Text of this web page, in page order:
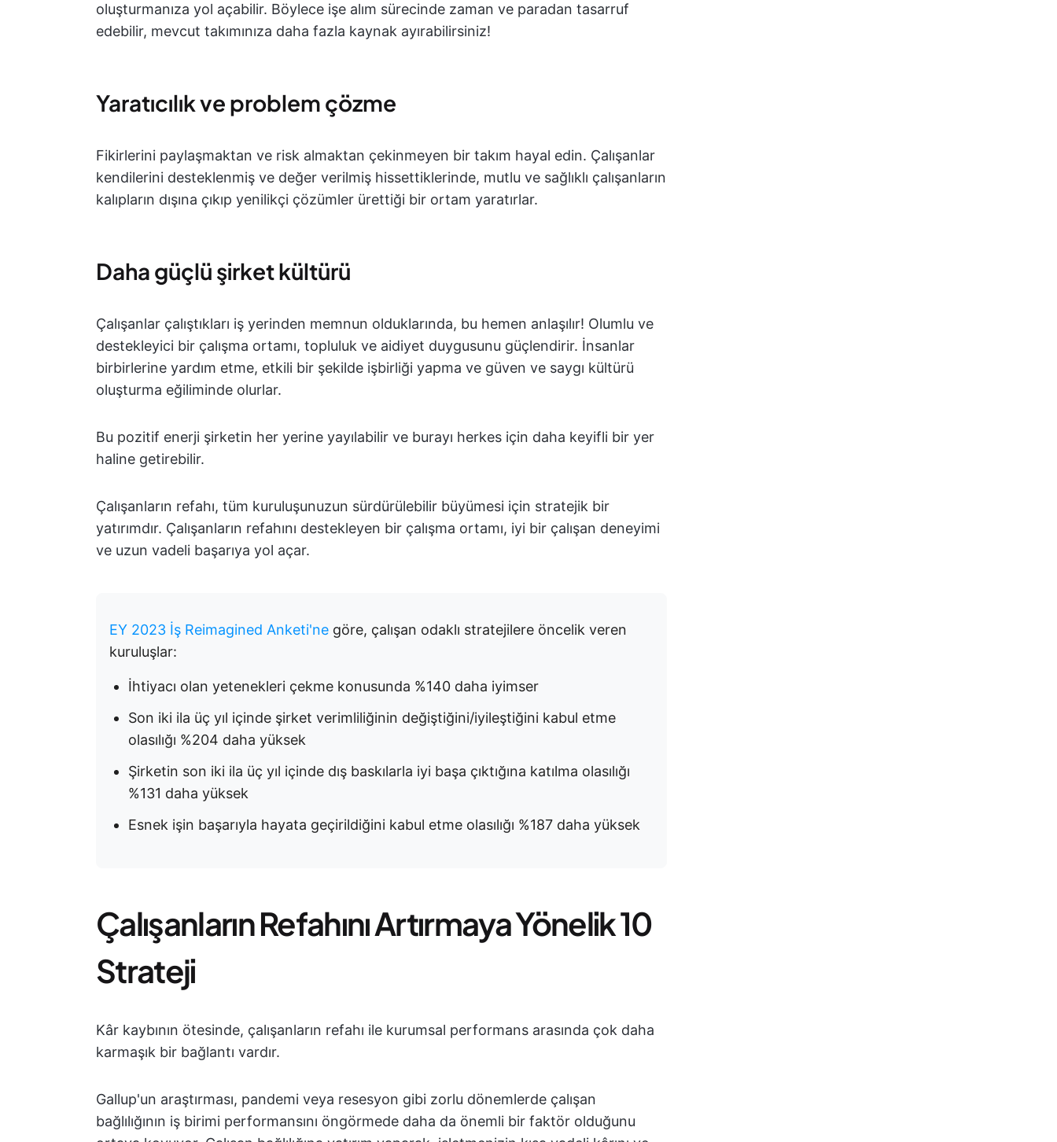
oluşturmanıza yol açabilir. Böylece işe alım sürecinde zaman ve paradan tasarruf
edebilir, mevcut takımınıza daha fazla kaynak ayırabilirsiniz!
Yaratıcılık ve problem çözme
Fikirlerini paylaşmaktan ve risk almaktan çekinmeyen bir takım hayal edin. Çalışanlar
kendilerini desteklenmiş ve değer verilmiş hissettiklerinde, mutlu ve sağlıklı çalışanların
kalıpların dışına çıkıp yenilikçi çözümler ürettiği bir ortam yaratırlar.
Daha güçlü şirket kültürü
Çalışanlar çalıştıkları iş yerinden memnun olduklarında, bu hemen anlaşılır! Olumlu ve
destekleyici bir çalışma ortamı, topluluk ve aidiyet duygusunu güçlendirir. İnsanlar
birbirlerine yardım etme, etkili bir şekilde işbirliği yapma ve güven ve saygı kültürü
oluşturma eğiliminde olurlar.
Bu pozitif enerji şirketin her yerine yayılabilir ve burayı herkes için daha keyifli bir yer
haline getirebilir.
Çalışanların refahı, tüm kuruluşunuzun sürdürülebilir büyümesi için stratejik bir
yatırımdır. Çalışanların refahını destekleyen bir çalışma ortamı, iyi bir çalışan deneyimi
ve uzun vadeli başarıya yol açar.
EY 2023 İş Reimagined Anketi'ne göre, çalışan odaklı stratejilere öncelik veren
kuruluşlar:
İhtiyacı olan yetenekleri çekme konusunda %140 daha iyimser
Son iki ila üç yıl içinde şirket verimliliğinin değiştiğini/iyileştiğini kabul etme
olasılığı %204 daha yüksek
Şirketin son iki ila üç yıl içinde dış baskılarla iyi başa çıktığına katılma olasılığı
%131 daha yüksek
Esnek işin başarıyla hayata geçirildiğini kabul etme olasılığı %187 daha yüksek
Çalışanların Refahını Artırmaya Yönelik 10
Strateji
Kâr kaybının ötesinde, çalışanların refahı ile kurumsal performans arasında çok daha
karmaşık bir bağlantı vardır.
Gallup'un araştırması, pandemi veya resesyon gibi zorlu dönemlerde çalışan
bağlılığının iş birimi performansını öngörmede daha da önemli bir faktör olduğunu